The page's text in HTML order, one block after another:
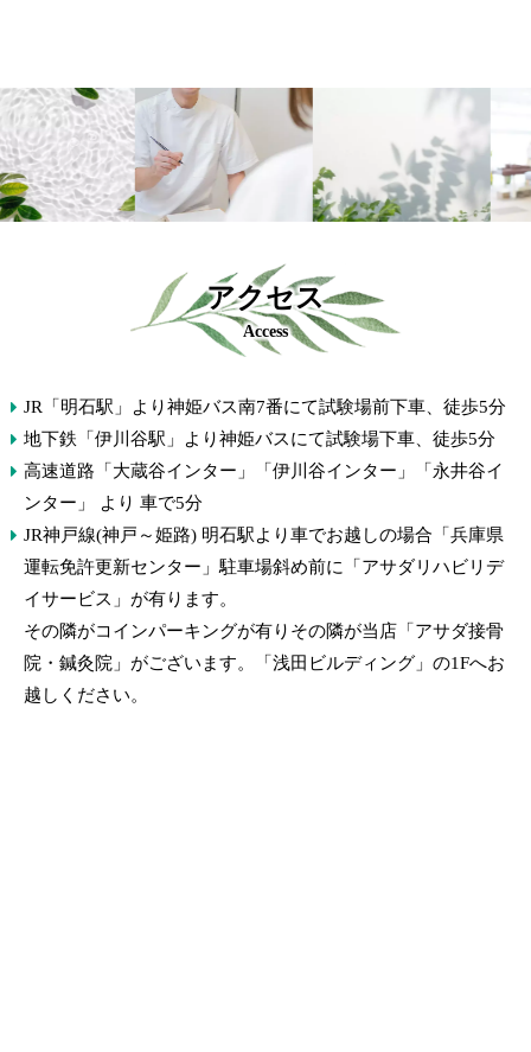
アクセス
Access
JR「明石駅」より神姫バス南7番にて試験場前下車、徒歩5分
地下鉄「伊川谷駅」より神姫バスにて試験場下車、徒歩5分
高速道路「大蔵谷インター」「伊川谷インター」「永井谷イ
ンター」 より 車で5分
JR神戸線(神戸～姫路) 明石駅より車でお越しの場合「兵庫県
運転免許更新センター」駐車場斜め前に「アサダリハビリデ
イサービス」が有ります。
その隣がコインパーキングが有りその隣が当店「アサダ接骨
院・鍼灸院」がございます。「浅田ビルディング」の1Fへお
越しください。